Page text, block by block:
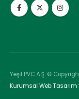
Yeşil PVC A.Ş. ©
Kurumsal Web